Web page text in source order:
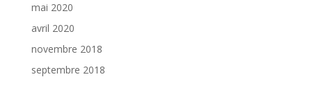
mai 2020
avril 2020
novembre 2018
septembre 2018